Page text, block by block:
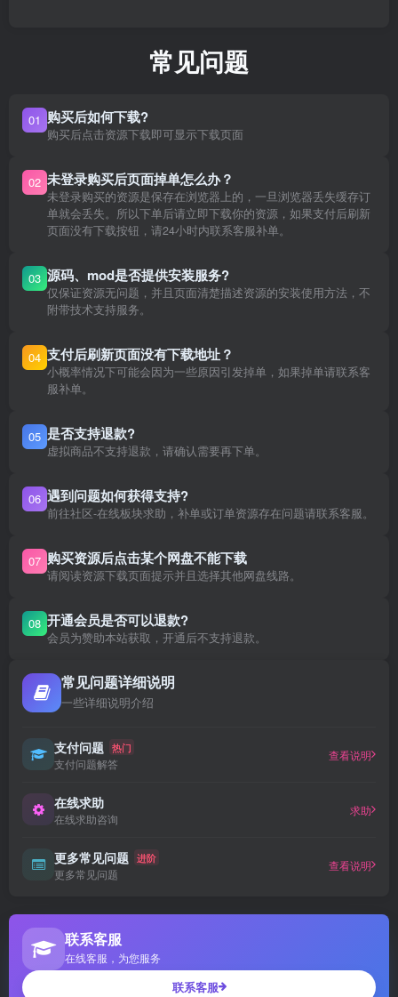
常见问题
01 购买后如何下载?
购买后点击资源下载即可显示下载页面
02 未登录购买后页面掉单怎么办？
未登录购买的资源是保存在浏览器上的，一旦浏览器丢失缓存订
单就会丢失。所以下单后请立即下载你的资源，如果支付后刷新
页面没有下载按钮，请24小时内联系客服补单。
03 源码、mod是否提供安装服务?
仅保证资源无问题，并且页面清楚描述资源的安装使用方法，不
附带技术支持服务。
04 支付后刷新页面没有下载地址？
小概率情况下可能会因为一些原因引发掉单，如果掉单请联系客
服补单。
05 是否支持退款?
虚拟商品不支持退款，请确认需要再下单。
06 遇到问题如何获得支持?
前往社区-在线板块求助，补单或订单资源存在问题请联系客服。
07 购买资源后点击某个网盘不能下载
请阅读资源下载页面提示并且选择其他网盘线路。
08 开通会员是否可以退款?
会员为赞助本站获取，开通后不支持退款。
常见问题详细说明
一些详细说明介绍
支付问题 热门
支付问题解答
查看说明
在线求助
在线求助咨询
求助
更多常见问题 进阶
更多常见问题
查看说明
联系客服
在线客服，为您服务
联系客服